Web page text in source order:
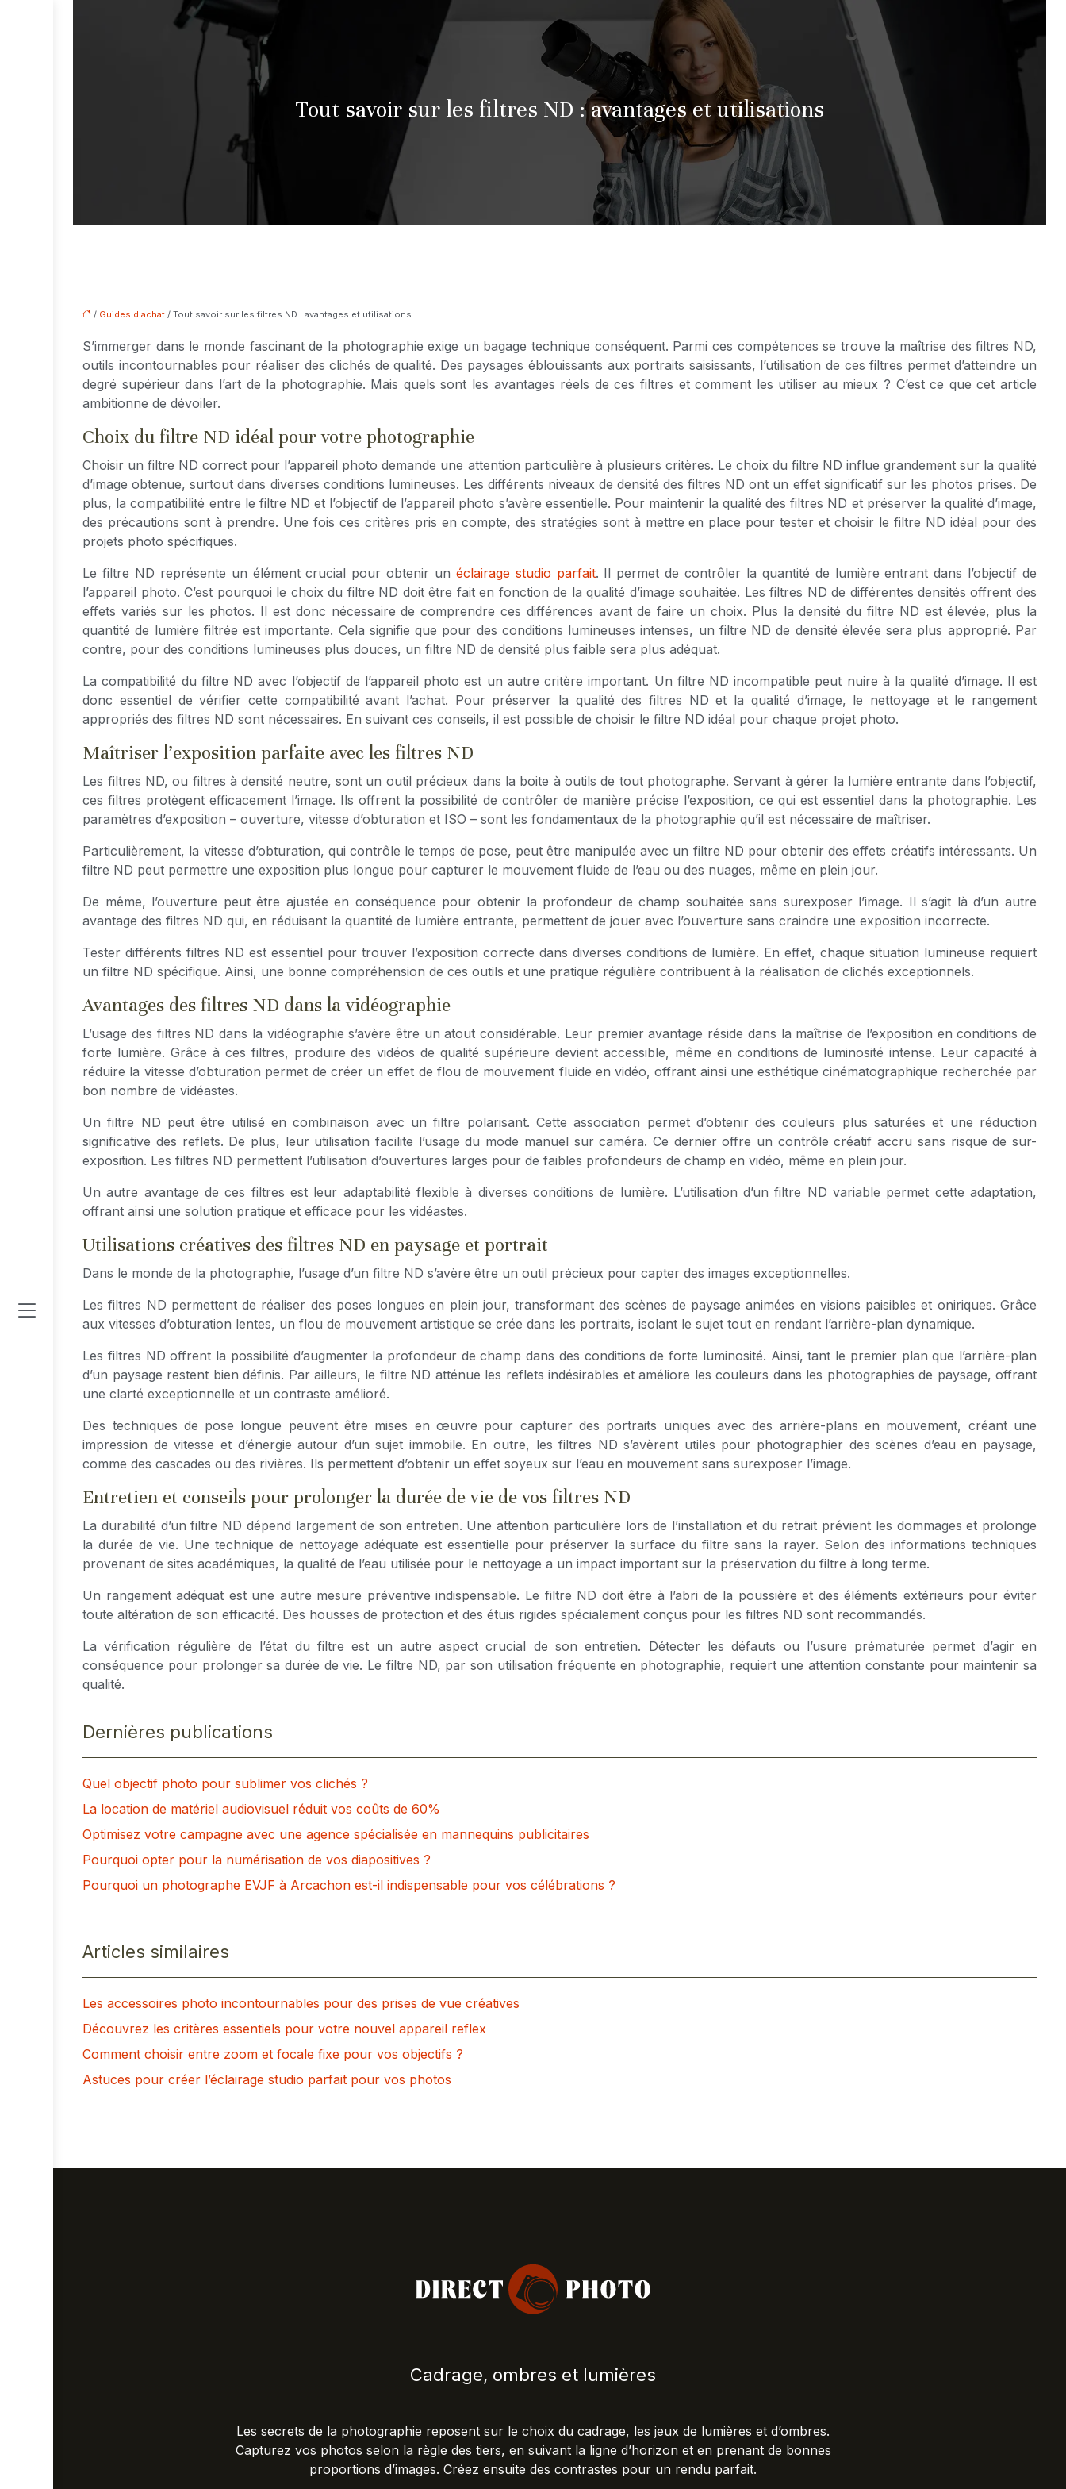
Tout savoir sur les filtres ND : avantages et utilisations
/ Guides d'achat / Tout savoir sur les filtres ND : avantages et utilisations
S’immerger dans le monde fascinant de la photographie exige un bagage technique conséquent. Parmi ces compétences se trouve la maîtrise des filtres ND,
outils incontournables pour réaliser des clichés de qualité. Des paysages éblouissants aux portraits saisissants, l’utilisation de ces filtres permet d’atteindre un
degré supérieur dans l’art de la photographie. Mais quels sont les avantages réels de ces filtres et comment les utiliser au mieux ? C’est ce que cet article
ambitionne de dévoiler.
Choix du filtre ND idéal pour votre photographie
Choisir un filtre ND correct pour l’appareil photo demande une attention particulière à plusieurs critères. Le choix du filtre ND influe grandement sur la qualité
d’image obtenue, surtout dans diverses conditions lumineuses. Les différents niveaux de densité des filtres ND ont un effet significatif sur les photos prises. De
plus, la compatibilité entre le filtre ND et l’objectif de l’appareil photo s’avère essentielle. Pour maintenir la qualité des filtres ND et préserver la qualité d’image,
des précautions sont à prendre. Une fois ces critères pris en compte, des stratégies sont à mettre en place pour tester et choisir le filtre ND idéal pour des
projets photo spécifiques.
Le filtre ND représente un élément crucial pour obtenir un éclairage studio parfait. Il permet de contrôler la quantité de lumière entrant dans l’objectif de
l’appareil photo. C’est pourquoi le choix du filtre ND doit être fait en fonction de la qualité d’image souhaitée. Les filtres ND de différentes densités offrent des
effets variés sur les photos. Il est donc nécessaire de comprendre ces différences avant de faire un choix. Plus la densité du filtre ND est élevée, plus la
quantité de lumière filtrée est importante. Cela signifie que pour des conditions lumineuses intenses, un filtre ND de densité élevée sera plus approprié. Par
contre, pour des conditions lumineuses plus douces, un filtre ND de densité plus faible sera plus adéquat.
La compatibilité du filtre ND avec l’objectif de l’appareil photo est un autre critère important. Un filtre ND incompatible peut nuire à la qualité d’image. Il est
donc essentiel de vérifier cette compatibilité avant l’achat. Pour préserver la qualité des filtres ND et la qualité d’image, le nettoyage et le rangement
appropriés des filtres ND sont nécessaires. En suivant ces conseils, il est possible de choisir le filtre ND idéal pour chaque projet photo.
Maîtriser l’exposition parfaite avec les filtres ND
Les filtres ND, ou filtres à densité neutre, sont un outil précieux dans la boite à outils de tout photographe. Servant à gérer la lumière entrante dans l’objectif,
ces filtres protègent efficacement l’image. Ils offrent la possibilité de contrôler de manière précise l’exposition, ce qui est essentiel dans la photographie. Les
paramètres d’exposition – ouverture, vitesse d’obturation et ISO – sont les fondamentaux de la photographie qu’il est nécessaire de maîtriser.
Particulièrement, la vitesse d’obturation, qui contrôle le temps de pose, peut être manipulée avec un filtre ND pour obtenir des effets créatifs intéressants. Un
filtre ND peut permettre une exposition plus longue pour capturer le mouvement fluide de l’eau ou des nuages, même en plein jour.
De même, l’ouverture peut être ajustée en conséquence pour obtenir la profondeur de champ souhaitée sans surexposer l’image. Il s’agit là d’un autre
avantage des filtres ND qui, en réduisant la quantité de lumière entrante, permettent de jouer avec l’ouverture sans craindre une exposition incorrecte.
Tester différents filtres ND est essentiel pour trouver l’exposition correcte dans diverses conditions de lumière. En effet, chaque situation lumineuse requiert
un filtre ND spécifique. Ainsi, une bonne compréhension de ces outils et une pratique régulière contribuent à la réalisation de clichés exceptionnels.
Avantages des filtres ND dans la vidéographie
L’usage des filtres ND dans la vidéographie s’avère être un atout considérable. Leur premier avantage réside dans la maîtrise de l’exposition en conditions de
forte lumière. Grâce à ces filtres, produire des vidéos de qualité supérieure devient accessible, même en conditions de luminosité intense. Leur capacité à
réduire la vitesse d’obturation permet de créer un effet de flou de mouvement fluide en vidéo, offrant ainsi une esthétique cinématographique recherchée par
bon nombre de vidéastes.
Un filtre ND peut être utilisé en combinaison avec un filtre polarisant. Cette association permet d’obtenir des couleurs plus saturées et une réduction
significative des reflets. De plus, leur utilisation facilite l’usage du mode manuel sur caméra. Ce dernier offre un contrôle créatif accru sans risque de sur-
exposition. Les filtres ND permettent l’utilisation d’ouvertures larges pour de faibles profondeurs de champ en vidéo, même en plein jour.
Un autre avantage de ces filtres est leur adaptabilité flexible à diverses conditions de lumière. L’utilisation d’un filtre ND variable permet cette adaptation,
offrant ainsi une solution pratique et efficace pour les vidéastes.
Utilisations créatives des filtres ND en paysage et portrait
Dans le monde de la photographie, l’usage d’un filtre ND s’avère être un outil précieux pour capter des images exceptionnelles.
Les filtres ND permettent de réaliser des poses longues en plein jour, transformant des scènes de paysage animées en visions paisibles et oniriques. Grâce
aux vitesses d’obturation lentes, un flou de mouvement artistique se crée dans les portraits, isolant le sujet tout en rendant l’arrière-plan dynamique.
Les filtres ND offrent la possibilité d’augmenter la profondeur de champ dans des conditions de forte luminosité. Ainsi, tant le premier plan que l’arrière-plan
d’un paysage restent bien définis. Par ailleurs, le filtre ND atténue les reflets indésirables et améliore les couleurs dans les photographies de paysage, offrant
une clarté exceptionnelle et un contraste amélioré.
Des techniques de pose longue peuvent être mises en œuvre pour capturer des portraits uniques avec des arrière-plans en mouvement, créant une
impression de vitesse et d’énergie autour d’un sujet immobile. En outre, les filtres ND s’avèrent utiles pour photographier des scènes d’eau en paysage,
comme des cascades ou des rivières. Ils permettent d’obtenir un effet soyeux sur l’eau en mouvement sans surexposer l’image.
Entretien et conseils pour prolonger la durée de vie de vos filtres ND
La durabilité d’un filtre ND dépend largement de son entretien. Une attention particulière lors de l’installation et du retrait prévient les dommages et prolonge
la durée de vie. Une technique de nettoyage adéquate est essentielle pour préserver la surface du filtre sans la rayer. Selon des informations techniques
provenant de sites académiques, la qualité de l’eau utilisée pour le nettoyage a un impact important sur la préservation du filtre à long terme.
Un rangement adéquat est une autre mesure préventive indispensable. Le filtre ND doit être à l’abri de la poussière et des éléments extérieurs pour éviter
toute altération de son efficacité. Des housses de protection et des étuis rigides spécialement conçus pour les filtres ND sont recommandés.
La vérification régulière de l’état du filtre est un autre aspect crucial de son entretien. Détecter les défauts ou l’usure prématurée permet d’agir en
conséquence pour prolonger sa durée de vie. Le filtre ND, par son utilisation fréquente en photographie, requiert une attention constante pour maintenir sa
qualité.
Dernières publications
Quel objectif photo pour sublimer vos clichés ?
La location de matériel audiovisuel réduit vos coûts de 60%
Optimisez votre campagne avec une agence spécialisée en mannequins publicitaires
Pourquoi opter pour la numérisation de vos diapositives ?
Pourquoi un photographe EVJF à Arcachon est-il indispensable pour vos célébrations ?
Articles similaires
Les accessoires photo incontournables pour des prises de vue créatives
Découvrez les critères essentiels pour votre nouvel appareil reflex
Comment choisir entre zoom et focale fixe pour vos objectifs ?
Astuces pour créer l’éclairage studio parfait pour vos photos
Cadrage, ombres et lumières
Les secrets de la photographie reposent sur le choix du cadrage, les jeux de lumières et d’ombres.
Capturez vos photos selon la règle des tiers, en suivant la ligne d’horizon et en prenant de bonnes
proportions d’images. Créez ensuite des contrastes pour un rendu parfait.